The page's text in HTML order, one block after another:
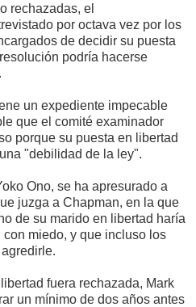
rechazadas, el
por octava vez por los
de decidir su puesta
podría hacerse
un expediente impecable
que el comité examinador
porque su puesta en libertad
"debilidad de la ley".
Ono, se ha apresurado a
juzga a Chapman, en la que
de su marido en libertad haría
miedo, y que incluso los
fuera rechazada, Mark
un mínimo de dos años antes